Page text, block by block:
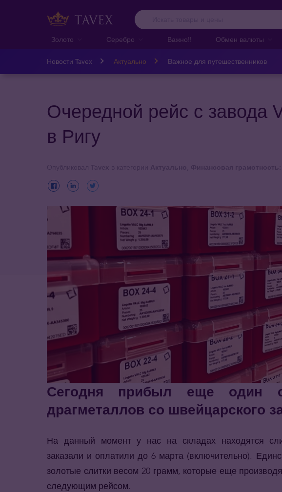
Золото Серебро Важно‼️ Обмен валюты
Новости Tavex Актуально Важное для путешественников
Очередной рейс с завода
в Ригу
Сегодня прибыл еще один
драгметаллов со швейцарского
На данный момент у нас на складах находятся
заказали и оплатили до 6 марта (включительно).
золотые слитки весом 20 грамм, которые еще
следующим рейсом.